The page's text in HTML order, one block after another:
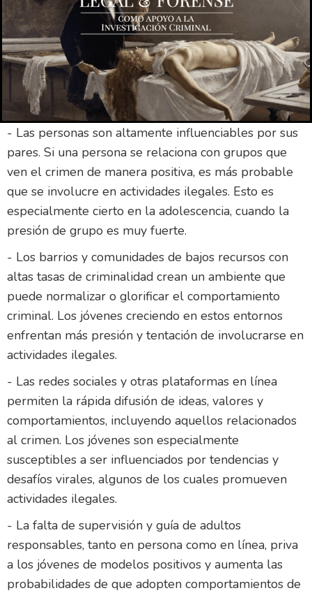
Los entornos y redes sociales que una persona
frecuenta pueden tener una fuerte influencia en su
comportamiento, incluyendo la probabilidad de
involucrarse en actividades criminales. Algunos
puntos clave:
- Las personas son altamente influenciables por sus
pares. Si una persona se relaciona con grupos que
ven el crimen de manera positiva, es más probable
que se involucre en actividades ilegales. Esto es
especialmente cierto en la adolescencia, cuando la
presión de grupo es muy fuerte.
- Los barrios y comunidades de bajos recursos con
altas tasas de criminalidad crean un ambiente que
puede normalizar o glorificar el comportamiento
criminal. Los jóvenes creciendo en estos entornos
enfrentan más presión y tentación de involucrarse en
actividades ilegales.
- Las redes sociales y otras plataformas en línea
permiten la rápida difusión de ideas, valores y
comportamientos, incluyendo aquellos relacionados
al crimen. Los jóvenes son especialmente
susceptibles a ser influenciados por tendencias y
desafíos virales, algunos de los cuales promueven
actividades ilegales.
- La falta de supervisión y guía de adultos
responsables, tanto en persona como en línea, priva
a los jóvenes de modelos positivos y aumenta las
probabilidades de que adopten comportamientos de